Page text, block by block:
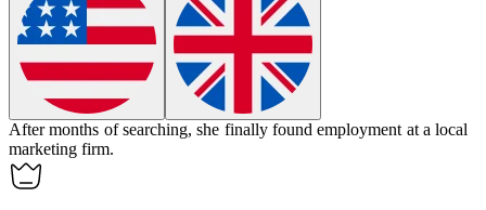
After months of searching, she finally foundemployment at a local
marketing firm.